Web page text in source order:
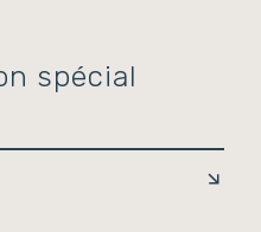
spécial